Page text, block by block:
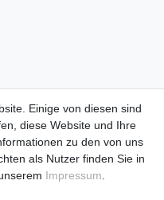
Einige von diesen sind
diese Website und Ihre
zu den von uns
als Nutzer finden Sie in
Impressum